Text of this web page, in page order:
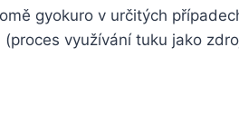
gyokuro v určitých
využívání tuku jako